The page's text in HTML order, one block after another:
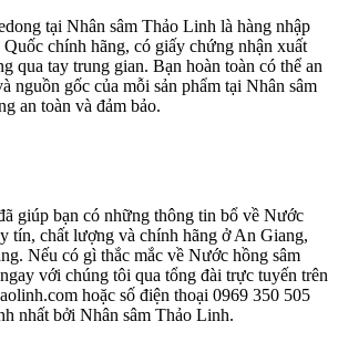
tại Nhân sâm Thảo Linh là hàng nhập
chính hãng, có giấy chứng nhận xuất
qua tay trung gian. Bạn hoàn toàn có thể an
nguồn gốc của mỗi sản phẩm tại Nhân sâm
an toàn và đảm bảo.
giúp bạn có những thông tin bổ về Nước
tín, chất lượng và chính hãng ở An Giang,
Nếu có gì thắc mắc về Nước hồng sâm
với chúng tôi qua tổng đài trực tuyến trên
hoặc số điện thoại 0969 350 505
nhất bởi Nhân sâm Thảo Linh.